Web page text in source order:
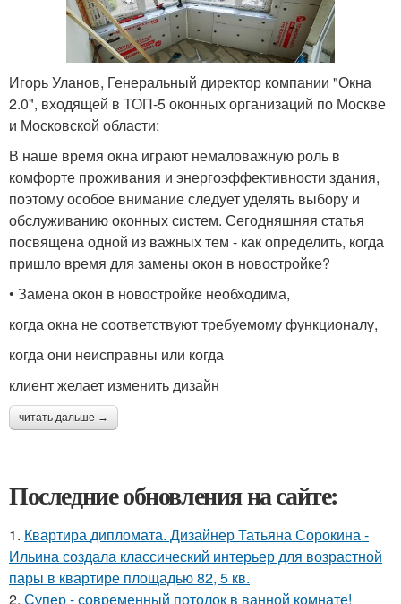
Игорь Уланов, Генеральный директор компании "Окна
2.0", входящей в ТОП-5 оконных организаций по Москве
и Московской области:
В наше время окна играют немаловажную роль в
комфорте проживания и энергоэффективности здания,
поэтому особое внимание следует уделять выбору и
обслуживанию оконных систем. Сегодняшняя статья
посвящена одной из важных тем - как определить, когда
пришло время для замены окон в новостройке?
• Замена окон в новостройке необходима,
когда окна не соответствуют требуемому функционалу,
когда они неисправны или когда
клиент желает изменить дизайн
читать дальше →
Последние обновления на сайте:
1. Квартира дипломата. Дизайнер Татьяна Сорокина -
Ильина создала классический интерьер для возрастной
пары в квартире площадью 82, 5 кв.
2. Супер - современный потолок в ванной комнате!